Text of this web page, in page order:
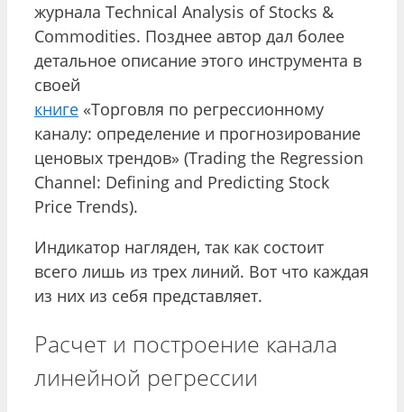
журнала Technical Analysis of Stocks &
Commodities. Позднее автор дал более
детальное описание этого инструмента в
своей
книге «Торговля по регрессионному
каналу: определение и прогнозирование
ценовых трендов» (Trading the Regression
Channel: Defining and Predicting Stock
Price Trends).
Индикатор нагляден, так как состоит
всего лишь из трех линий. Вот что каждая
из них из себя представляет.
Расчет и построение канала
линейной регрессии